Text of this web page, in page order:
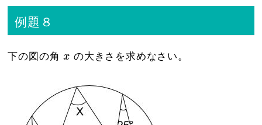
例題８
下の図の角x
x の大きさを求めなさい。